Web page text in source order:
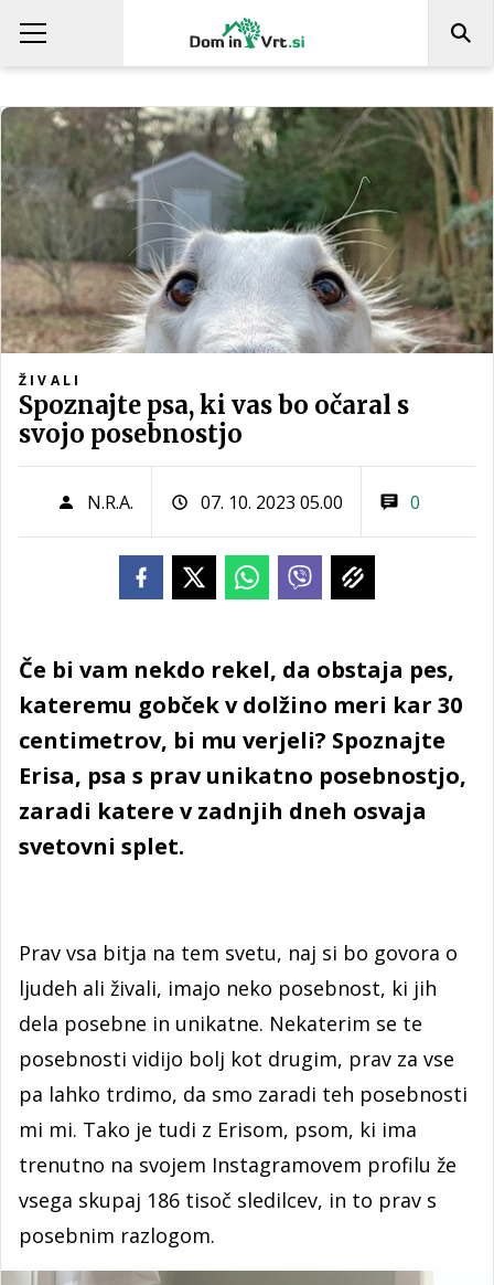
ŽIVALI
Spoznajte psa, ki vas bo očaral s
svojo posebnostjo
N.R.A. 07. 10. 2023 05.00 0
Če bi vam nekdo rekel, da obstaja pes,
kateremu gobček v dolžino meri kar 30
centimetrov, bi mu verjeli? Spoznajte
Erisa, psa s prav unikatno posebnostjo,
zaradi katere v zadnjih dneh osvaja
svetovni splet.
Prav vsa bitja na tem svetu, naj si bo govora o
ljudeh ali živali, imajo neko posebnost, ki jih
dela posebne in unikatne. Nekaterim se te
posebnosti vidijo bolj kot drugim, prav za vse
pa lahko trdimo, da smo zaradi teh posebnosti
mi mi. Tako je tudi z Erisom, psom, ki ima
trenutno na svojem Instagramovem profilu že
vsega skupaj 186 tisoč sledilcev, in to prav s
posebnim razlogom.